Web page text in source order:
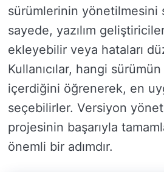
sürümlerinin yönetilmesini
sayede, yazılım
ekleyebilir veya hataları
Kullanıcılar, hangi
içerdiğini öğrenerek, en
seçebilirler. Versiyon
projesinin başarıyla
önemli bir adımdır.